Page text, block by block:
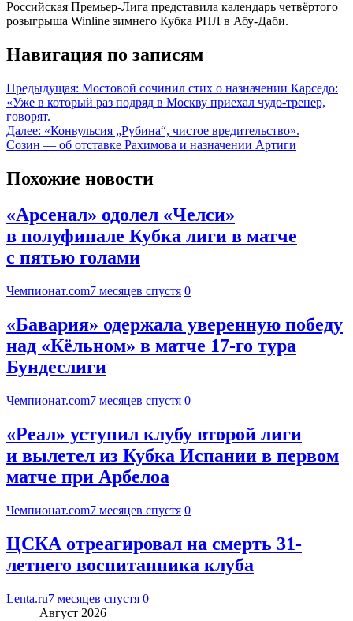
Российская Премьер-Лига представила календарь четвёртого
розыгрыша Winline зимнего Кубка РПЛ в Абу-Даби.
Навигация по записям
Предыдущая: Мостовой сочинил стих о назначении Карседо:
«Уже в который раз подряд в Москву приехал чудо-тренер,
говорят.
Далее: «Конвульсия „Рубина“, чистое вредительство».
Созин — об отставке Рахимова и назначении Артиги
Похожие новости
«Арсенал» одолел «Челси»
в полуфинале Кубка лиги в матче
с пятью голами
Чемпионат.com7 месяцев спустя 0
«Бавария» одержала уверенную победу
над «Кёльном» в матче 17-го тура
Бундеслиги
Чемпионат.com7 месяцев спустя 0
«Реал» уступил клубу второй лиги
и вылетел из Кубка Испании в первом
матче при Арбелоа
Чемпионат.com7 месяцев спустя 0
ЦСКА отреагировал на смерть 31-
летнего воспитанника клуба
Lenta.ru7 месяцев спустя 0
Август 2026